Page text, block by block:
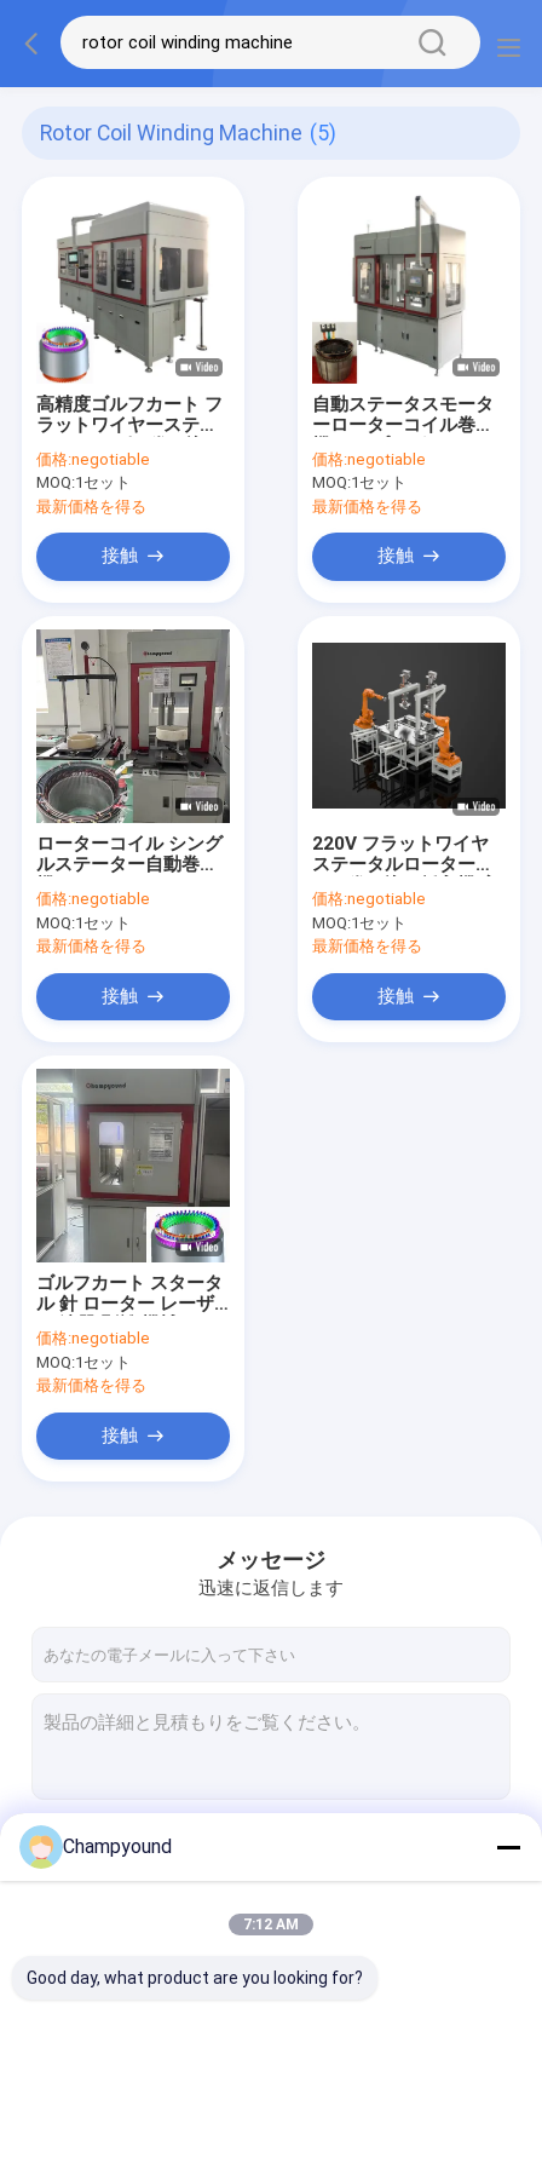
Rotor Coil Winding Machine (5)
高精度ゴルフカート フ
ラットワイヤーステー
機械 自動化
価格:negotiable
MOQ:1セット
最新価格を得る
接触
自動ステータスモータ
ーローターコイル巻き
価格:negotiable
MOQ:1セット
最新価格を得る
接触
ローターコイル シング
ルステーター自動巻き
価格:negotiable
MOQ:1セット
最新価格を得る
接触
220V フラットワイヤ
ステータルローターコ
度自動化
価格:negotiable
MOQ:1セット
最新価格を得る
接触
ゴルフカート スタータ
ル 針 ローター レーザ
価格:negotiable
MOQ:1セット
最新価格を得る
接触
メッセージ
迅速に返信します
Champyound
7:12 AM
Good day, what product are you looking for?